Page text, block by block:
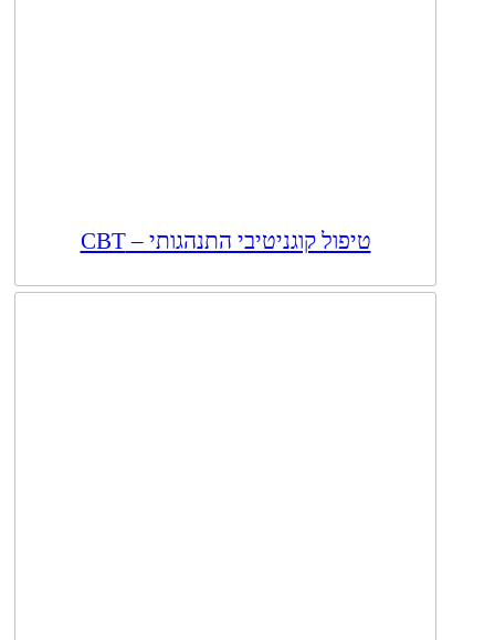
טיפול קוגניטיבי התנהגותי – CBT